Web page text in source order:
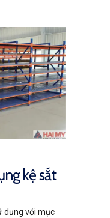
kệ sắt
dụng với mục